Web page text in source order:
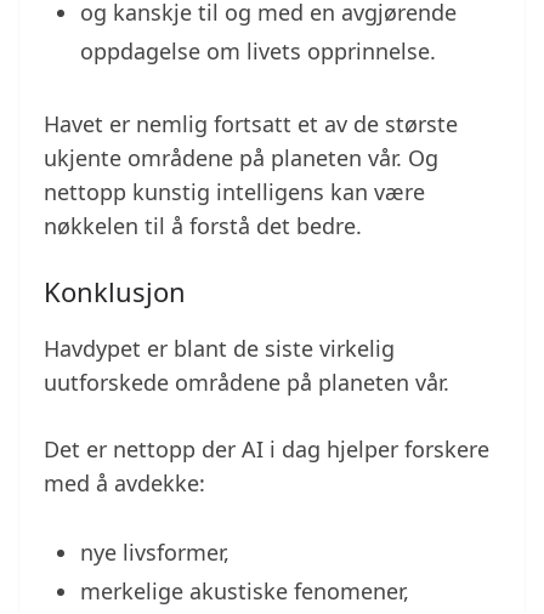
og kanskje til og med en avgjørende
oppdagelse om livets opprinnelse.
Havet er nemlig fortsatt et av de største
ukjente områdene på planeten vår. Og
nettopp kunstig intelligens kan være
nøkkelen til å forstå det bedre.
Konklusjon
Havdypet er blant de siste virkelig
uutforskede områdene på planeten vår.
Det er nettopp der AI i dag hjelper forskere
med å avdekke:
nye livsformer,
merkelige akustiske fenomener,